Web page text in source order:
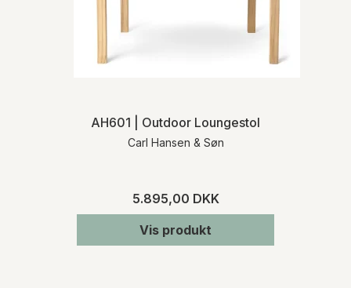
AH601 | Outdoor Loungestol
Carl Hansen & Søn
5.895,00 DKK
Vis produkt